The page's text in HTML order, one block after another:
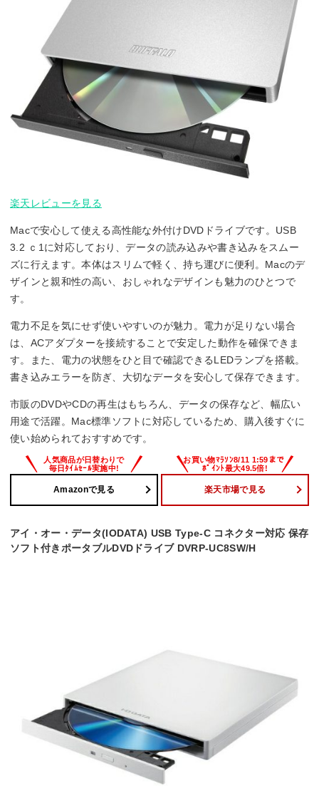
楽天レビューを見る
Macで安心して使える高性能な外付けDVDドライブです。USB
3.2 ｃ1に対応しており、データの読み込みや書き込みをスムー
ズに行えます。本体はスリムで軽く、持ち運びに便利。Macのデ
ザインと親和性の高い、おしゃれなデザインも魅力のひとつで
す。
電力不足を気にせず使いやすいのが魅力。電力が足りない場合
は、ACアダプターを接続することで安定した動作を確保できま
す。また、電力の状態をひと目で確認できるLEDランプを搭載。
書き込みエラーを防ぎ、大切なデータを安心して保存できます。
市販のDVDやCDの再生はもちろん、データの保存など、幅広い
用途で活躍。Mac標準ソフトに対応しているため、購入後すぐに
使い始められておすすめです。
Amazonで見る 楽天市場で見る
アイ・オー・データ(IODATA) USB Type-C コネクター対応 保存
ソフト付きポータブルDVDドライブ DVRP-UC8SW/H